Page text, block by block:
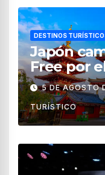
DESTINOS
Japón
Free por
de 2026
5 DE AGOSTO
TURÍSTICO